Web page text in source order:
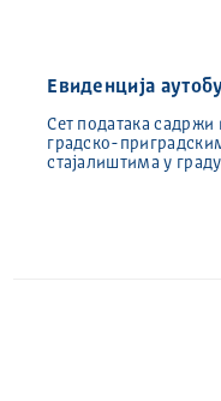
Евиденција
Сет података
градско-
стајалиштима у